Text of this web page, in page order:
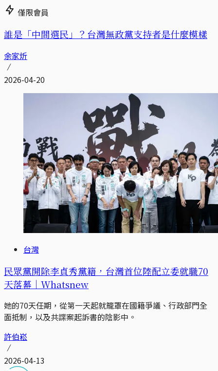
僅限會員
誰是「中間選民」？台灣無政黨支持者是什麼模樣
余家炘
2026-04-20
台灣
民眾黨開除李貞秀黨籍，台灣首位陸配立委就職70
天落幕｜Whatsnew
她的70天任期，從第一天起就籠罩在國籍爭議、行政部門全
面抵制，以及共諜案起訴書的陰影中。
許伯崧
2026-04-13